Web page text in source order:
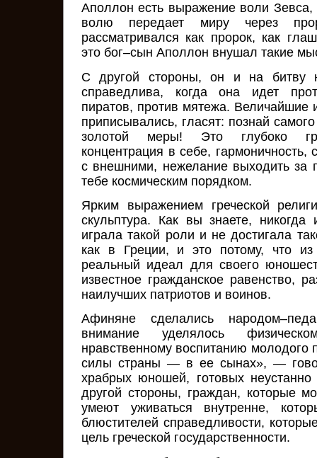
Аполлон есть выражение воли
волю передает миру через
рассматривался как пророк, как
это бог–сын Аполлон внушал такие
С другой стороны, он и на битву
справедлива, когда она идет
пиратов, против мятежа. Величайшие
приписывались, гласят: познай
золотой меры! Это глубоко
концентрация в себе, гармоничность,
с внешними, нежелание выходить за
тебе космическим порядком.
Ярким выражением греческой
скульптура. Как вы знаете, никогда
играла такой роли и не достигала
как в Греции, и это потому, что
реальный идеал для своего
известное гражданское равенство,
наилучших патриотов и воинов.
Афиняне сделались
внимание уделялось
нравственному воспитанию молодого
силы страны — в ее сынах», —
храбрых юношей, готовых
другой стороны, граждан, которые
умеют уживаться внутренне,
блюстителей справедливости,
цель греческой государственности.